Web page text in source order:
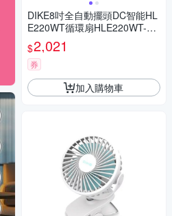
DIKE8吋全自動擺頭DC智能HL
E220WT循環扇HLE220WT-C
OOL
$2,021
券
加入購物車